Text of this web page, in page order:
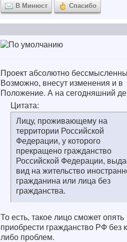
В Минюст Спасибо
Проект абсолютно
Возможно, внесут изменения и в
Положение. А на сегодняшний
Цитата:
Лицу, проживающему на
территории Российской
Федерации, у которого
прекращено гражданство
Российской Федерации,
вид на жительство
гражданина или лица без
гражданства.
То есть, такое лицо сможет опять
приобрести гражданство РФ без
либо проблем.